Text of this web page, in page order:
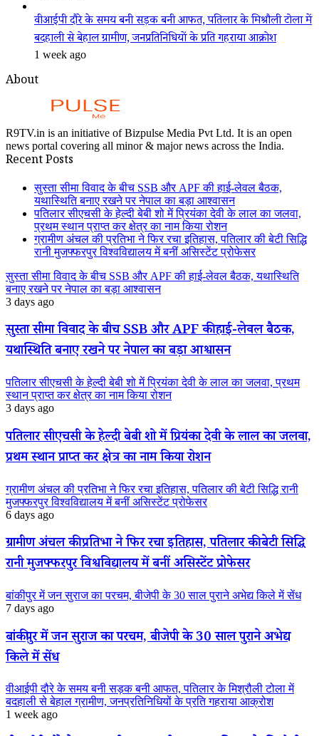
वीआईपी दौरे के समय बनी सड़क बनी आफत, पतिलार के मिश्रौली टोला में
बदहाली से बेहाल ग्रामीण, जनप्रतिनिधियों के प्रति गहराया आक्रोश
1 week ago
About
R9TV.in is an initiative of Bizpulse Media Pvt Ltd. It is an open
news portal covering all minor & major news across the India.
Recent Posts
सुस्ता सीमा विवाद के बीच SSB और APF की हाई-लेवल बैठक,
यथास्थिति बनाए रखने पर नेपाल का बड़ा आश्वासन
पतिलार सीएचसी के हेल्दी बेबी शो में प्रियंका देवी के लाल का जलवा,
प्रथम स्थान प्राप्त कर क्षेत्र का नाम किया रोशन
ग्रामीण अंचल की प्रतिभा ने फिर रचा इतिहास, पतिलार की बेटी सिद्धि
रानी मुजफ्फरपुर विश्वविद्यालय में बनीं असिस्टेंट प्रोफेसर
सुस्ता सीमा विवाद के बीच SSB और APF की हाई-लेवल बैठक, यथास्थिति
बनाए रखने पर नेपाल का बड़ा आश्वासन
3 days ago
सुस्ता सीमा विवाद के बीच SSB और APF की हाई-लेवल बैठक,
यथास्थिति बनाए रखने पर नेपाल का बड़ा आश्वासन
पतिलार सीएचसी के हेल्दी बेबी शो में प्रियंका देवी के लाल का जलवा, प्रथम
स्थान प्राप्त कर क्षेत्र का नाम किया रोशन
3 days ago
पतिलार सीएचसी के हेल्दी बेबी शो में प्रियंका देवी के लाल का जलवा,
प्रथम स्थान प्राप्त कर क्षेत्र का नाम किया रोशन
ग्रामीण अंचल की प्रतिभा ने फिर रचा इतिहास, पतिलार की बेटी सिद्धि रानी
मुजफ्फरपुर विश्वविद्यालय में बनीं असिस्टेंट प्रोफेसर
6 days ago
ग्रामीण अंचल की प्रतिभा ने फिर रचा इतिहास, पतिलार की बेटी सिद्धि
रानी मुजफ्फरपुर विश्वविद्यालय में बनीं असिस्टेंट प्रोफेसर
बांकीपुर में जन सुराज का परचम, बीजेपी के 30 साल पुराने अभेद्य किले में सेंध
7 days ago
बांकीपुर में जन सुराज का परचम, बीजेपी के 30 साल पुराने अभेद्य
किले में सेंध
वीआईपी दौरे के समय बनी सड़क बनी आफत, पतिलार के मिश्रौली टोला में
बदहाली से बेहाल ग्रामीण, जनप्रतिनिधियों के प्रति गहराया आक्रोश
1 week ago